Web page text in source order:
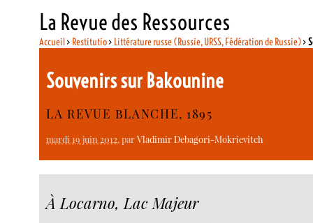
La Revue des Ressources
Accueil> Restitutio> Littérature russe (Russie, URSS, Fédération de Russie)>
Souvenirs sur Bakounine
LA REVUE BLANCHE, 1895
mardi 19 juin 2012, parVladimir Debagori-Mokrievitch
À Locarno, Lac Majeur